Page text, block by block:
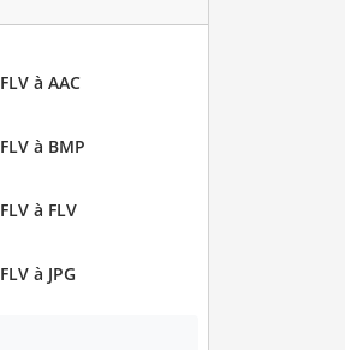
FLV à AAC
FLV à BMP
FLV à FLV
FLV à JPG